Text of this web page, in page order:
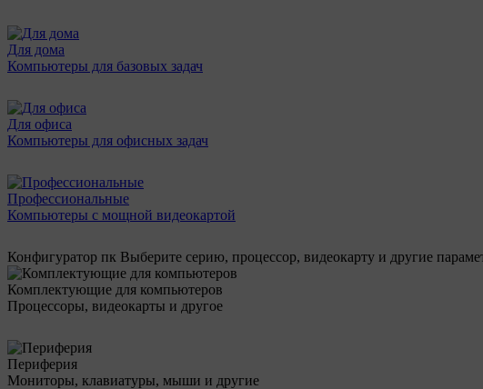
Для дома
Компьютеры для базовых задач
Для офиса
Компьютеры для офисных задач
Профессиональные
Компьютеры с мощной видеокартой
Конфигуратор пк Выберите серию, процессор, видеокарту и другие
Комплектующие для компьютеров
Процессоры, видеокарты и другое
Периферия
Мониторы, клавиатуры, мыши и другие